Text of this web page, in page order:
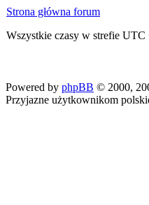
Strona główna forum
Wszystkie czasy w strefie UTC
Powered by phpBB © 2000,
Przyjazne użytkownikom